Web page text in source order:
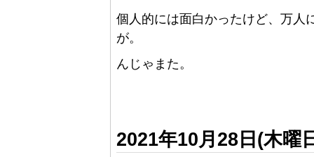
個人的には面白かったけど、万人
が。
んじゃまた。
2021年10月28日(木曜